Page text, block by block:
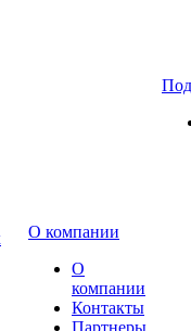
О компании
О
компании
Контакты
Партнеры